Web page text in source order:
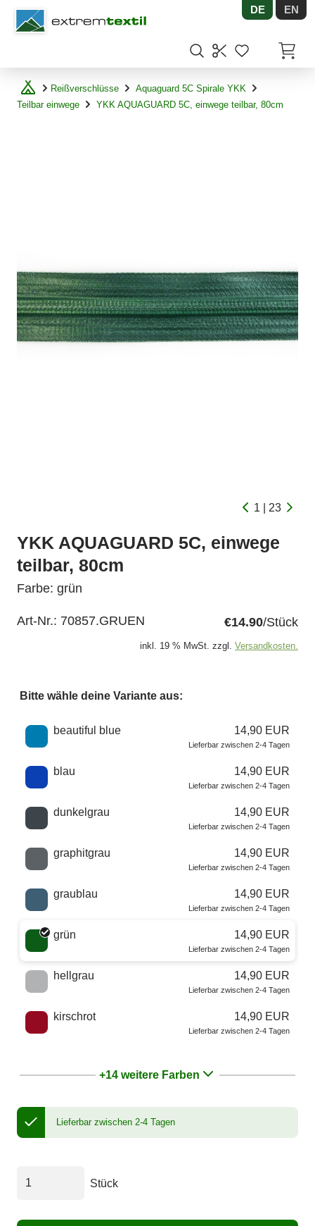
Shopware DE EN
Reißverschlüsse
Aquaguard 5C Spirale YKK
Teilbar einwege
YKK AQUAGUARD 5C, einwege teilbar, 80cm
1 | 23
YKK AQUAGUARD 5C, einwege
teilbar, 80cm
Farbe: grün
Art-Nr.: 70857.GRUEN €14.90/Stück
inkl. 19 % MwSt. zzgl. Versandkosten.
Bitte wähle deine Variante aus:
Wähle eine Farbe
beautiful blue 14,90 EUR
Lieferbar zwischen 2-4 Tagen
blau 14,90 EUR
Lieferbar zwischen 2-4 Tagen
dunkelgrau 14,90 EUR
Lieferbar zwischen 2-4 Tagen
graphitgrau 14,90 EUR
Lieferbar zwischen 2-4 Tagen
graublau 14,90 EUR
Lieferbar zwischen 2-4 Tagen
grün 14,90 EUR
Lieferbar zwischen 2-4 Tagen
hellgrau 14,90 EUR
Lieferbar zwischen 2-4 Tagen
kirschrot 14,90 EUR
Lieferbar zwischen 2-4 Tagen
+14 weitere Farben
Lieferbar zwischen 2-4 Tagen
Stück